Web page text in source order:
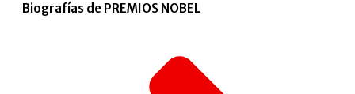
Biografías de PREMIOS NOBEL